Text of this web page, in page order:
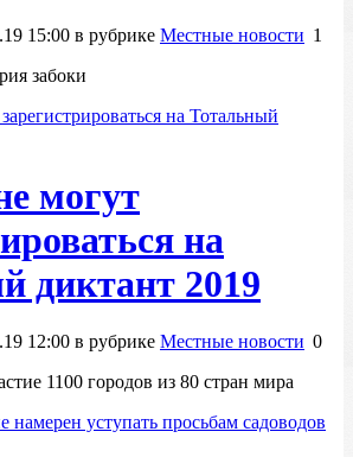
15:00 в рубрике Местные новости 1
забоки
могут
на
диктант 2019
12:00 в рубрике Местные новости 0
1100 городов из 80 стран мира